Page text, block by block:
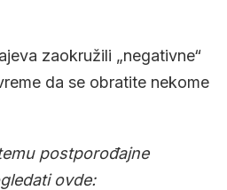
zaokružili „negativne“
da se obratite nekome
postporođajne
ovde: